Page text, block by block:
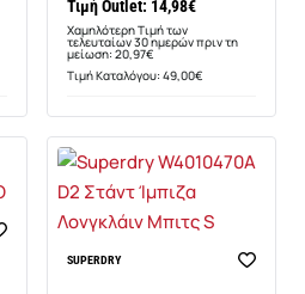
Τιμή Outlet: 14,98€
Χαμηλότερη Τιμή των
τελευταίων 30 ημερών πριν τη
μείωση: 20,97€
Τιμή Καταλόγου: 49,00€
-14%
SUPERDRY